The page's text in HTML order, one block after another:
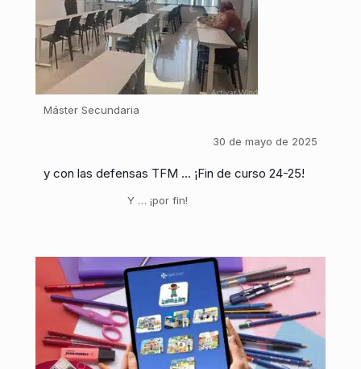
Máster Secundaria
30 de mayo de 2025
y con las defensas TFM … ¡Fin de curso 24-25!
Y … ¡por fin!